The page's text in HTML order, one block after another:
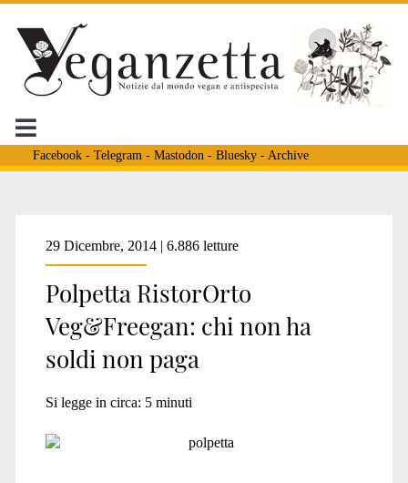
Facebook- Telegram - Mastodon - Bluesky- Archive
Tag:
<span>recuperare
cibo</span>
29 Dicembre, 2014 | 6.886 letture
Polpetta RistorOrto
Veg&Freegan: chi non ha
soldi non paga
Si legge in circa: 5 minuti